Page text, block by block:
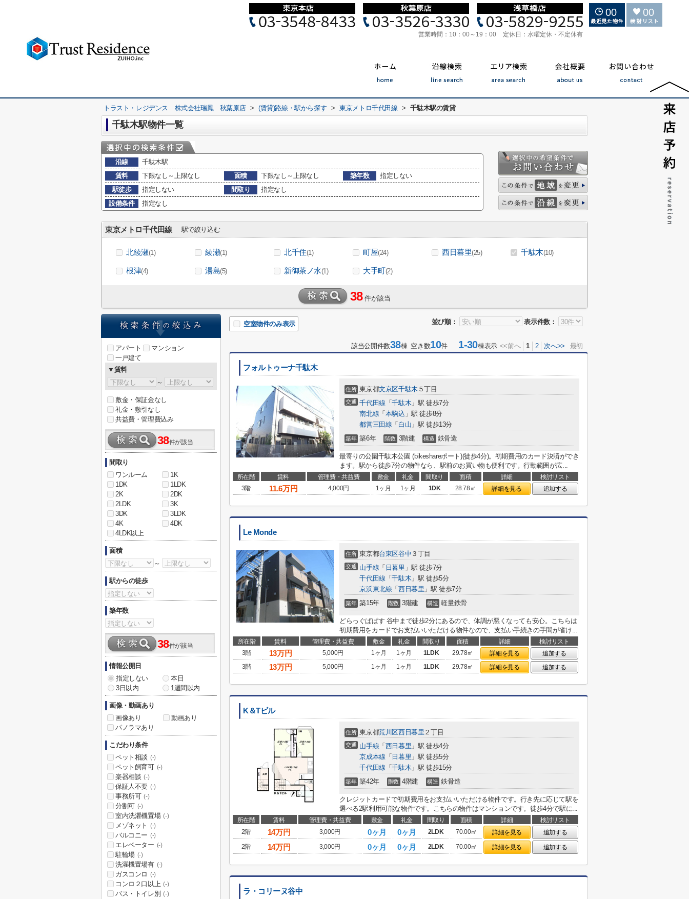
営業時間： 10：00～19：00 定休日： 水曜定休・不定休有
00 00
トラスト・レジデンス 株式会社瑞鳳 秋葉原店 > (賃貸)路線・駅から探す > 東京メトロ千代田線 > 千駄木駅の賃貸
千駄木駅物件一覧
沿線
千駄木駅
賃料
下限なし～上限なし 面積 下限なし～上限なし 築年数
指定しない
駅徒歩
指定しない 間取り
指定なし
設備条件
指定なし
東京メトロ千代田線 駅で絞り込む
北綾瀬(1) 綾瀬(1) 北千住(1) 町屋(24) 西日暮里(25) 千駄木(10)
根津(4) 湯島(5) 新御茶ノ水(1) 大手町(2)
38 件が該当
並び順： 表示件数：
空室物件のみ表示
該当公開件数38棟 空き数10件1-30棟表示 <<前へ 1 2 次へ>> 最初
フォルトゥーナ千駄木
住所 東京都文京区千駄木 ５丁目
交通 千代田線 「千駄木 」駅 徒歩7分
南北線 「 本駒込 」駅 徒歩8分
都営三田線 「 白山 」駅 徒歩13分
築年 築6年 階数 3階建 構造 鉄骨造
最寄りの公園千駄木公園 (bikeshareポート)(徒歩4分)。初期費用のカード決済ができ
ます。駅から徒歩7分の物件なら、駅前のお買い物も便利です。行動範囲が広...
所在階 賃料 管理費・共益費 敷金 礼金 間取り 面積 詳細
検討リスト
3階
11.6万円 4,000円 1ヶ月 1ヶ月 1DK 28.78㎡ 詳細を見る 追加する
Le Monde
住所 東京都台東区谷中 ３丁目
交通 山手線 「 日暮里 」駅 徒歩7分
千代田線 「千駄木 」駅 徒歩5分
京浜東北線 「 西日暮里 」駅 徒歩7分
築年 築15年 階数 3階建 構造 軽量鉄骨
どらっぐぱぱす 谷中まで徒歩2分にあるので、体調が悪くなっても安心。こちらは
初期費用をカードでお支払いいただける物件なので、支払い手続きの手間が省け...
所在階 賃料 管理費・共益費 敷金 礼金 間取り 面積 詳細
検討リスト
3階
13万円 5,000円 1ヶ月 1ヶ月 1LDK 29.78㎡ 詳細を見る
追加する
3階
13万円 5,000円 1ヶ月 1ヶ月 1LDK 29.78㎡ 詳細を見る 追加する
K＆Tビル
住所 東京都荒川区西日暮里 ２丁目
交通 山手線 「 西日暮里 」駅 徒歩4分
京成本線 「 日暮里 」駅 徒歩5分
千代田線 「千駄木 」駅 徒歩15分
築年 築42年 階数 4階建 構造 鉄骨造
クレジットカードで初期費用をお支払いいただける物件です。行き先に応じて駅を
選べる2駅利用可能な物件です。こちらの物件はマンションです。徒歩4分で駅に...
所在階 賃料 管理費・共益費 敷金 礼金 間取り 面積 詳細
検討リスト
2階
14万円 3,000円 0ヶ月 0ヶ月 2LDK 70.00㎡ 詳細を見る
追加する
2階
14万円 3,000円 0ヶ月 0ヶ月 2LDK 70.00㎡ 詳細を見る 追加する
ラ・コリーヌ谷中
アパート
マンション
一戸建て
▼賃料
～
敷金・保証金なし
礼金・敷引なし
共益費・管理費込み
38件が該当
間取り
ワンルーム
1K
1DK
1LDK
2K
2DK
2LDK
3K
3DK
3LDK
4K
4DK
4LDK以上
面積
～
駅からの徒歩
築年数
38件が該当
情報公開日
指定しない
本日
3日以内
1週間以内
画像・動画あり
画像あり
動画あり
パノラマあり
こだわり条件
ペット相談 (-)
ペット飼育可 (-)
楽器相談 (-)
保証人不要 (-)
事務所可 (-)
分割可 (-)
室内洗濯機置場 (-)
メゾネット (-)
バルコニー (-)
エレベーター (-)
駐輪場 (-)
洗濯機置場有 (-)
ガスコンロ (-)
コンロ２口以上 (-)
バス・トイレ別 (-)